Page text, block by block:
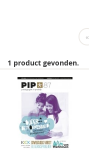
Nelleke Bakker
Rob Bartels
Suzanne Batelaan
Marjorie Beld
Joop Berding
Maurits Berger
«
1 product gevonden.